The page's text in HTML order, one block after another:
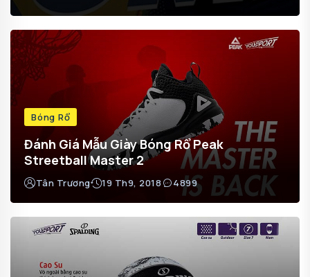
Bóng Rổ
Đánh Giá Mẫu Giày Bóng Rổ Peak
Streetball Master 2
Tân Trương 19 Th9, 2018 4899